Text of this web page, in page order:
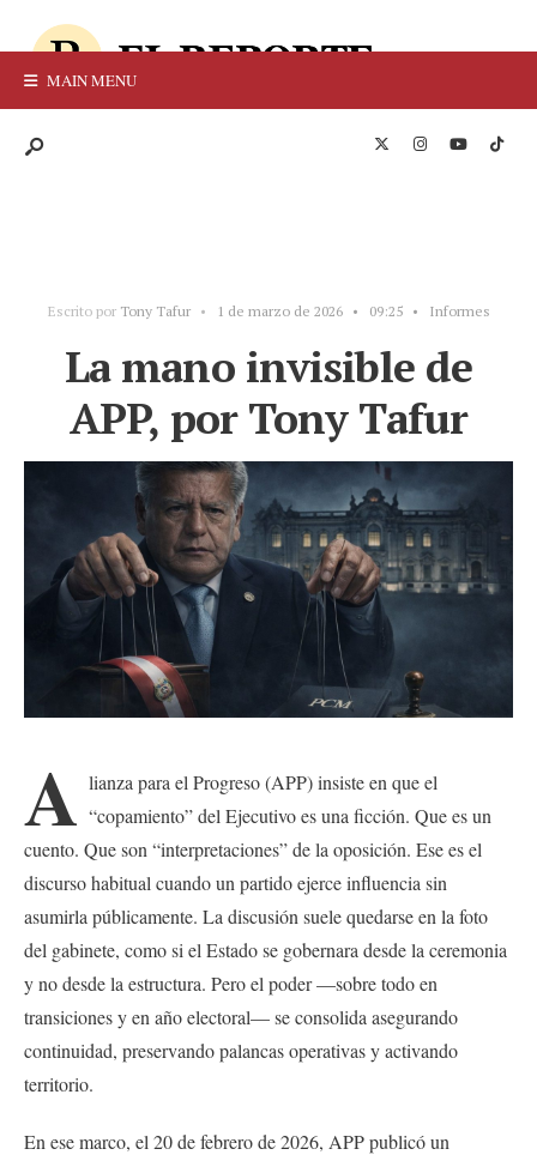
MAIN MENU
Escrito por Tony Tafur • 1 de marzo de 2026 • 09:25 • Informes
La mano invisible de
APP, por Tony Tafur
A lianza para el Progreso (APP) insiste en que el
“copamiento” del Ejecutivo es una ficción. Que es un
cuento. Que son “interpretaciones” de la oposición. Ese es el
discurso habitual cuando un partido ejerce influencia sin
asumirla públicamente. La discusión suele quedarse en la foto
del gabinete, como si el Estado se gobernara desde la ceremonia
y no desde la estructura. Pero el poder —sobre todo en
transiciones y en año electoral— se consolida asegurando
continuidad, preservando palancas operativas y activando
territorio.
En ese marco, el 20 de febrero de 2026, APP publicó un